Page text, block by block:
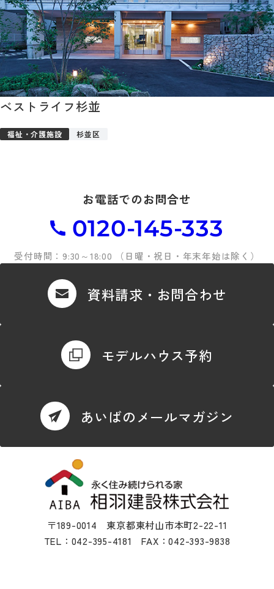
ベストライフ杉並
福祉・介護施設 杉並区
お電話でのお問合せ
0120-145-333
受付時間：9:30～18:00 （日曜・祝日・年末年始は除く）
資料請求・お問合わせ
モデルハウス予約
あいばのメールマガジン
〒189-0014 東京都東村山市本町2-22-11
TEL：042-395-4181 FAX：042-393-9838